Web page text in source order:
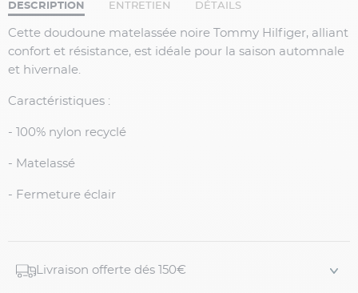
DESCRIPTION ENTRETIEN DÉTAILS
Cette doudoune matelassée noire Tommy Hilfiger, alliant
confort et résistance, est idéale pour la saison automnale
et hivernale.
Caractéristiques :
- 100% nylon recyclé
- Matelassé
- Fermeture éclair
Livraison offerte dés 150€